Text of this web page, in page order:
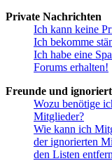
Private Nachrichten
Ich kann keine
Ich bekomme
Ich habe eine
Forums erhalten!
Freunde und
Wozu benötige
Mitglieder?
Wie kann ich
der ignorierten
den Listen